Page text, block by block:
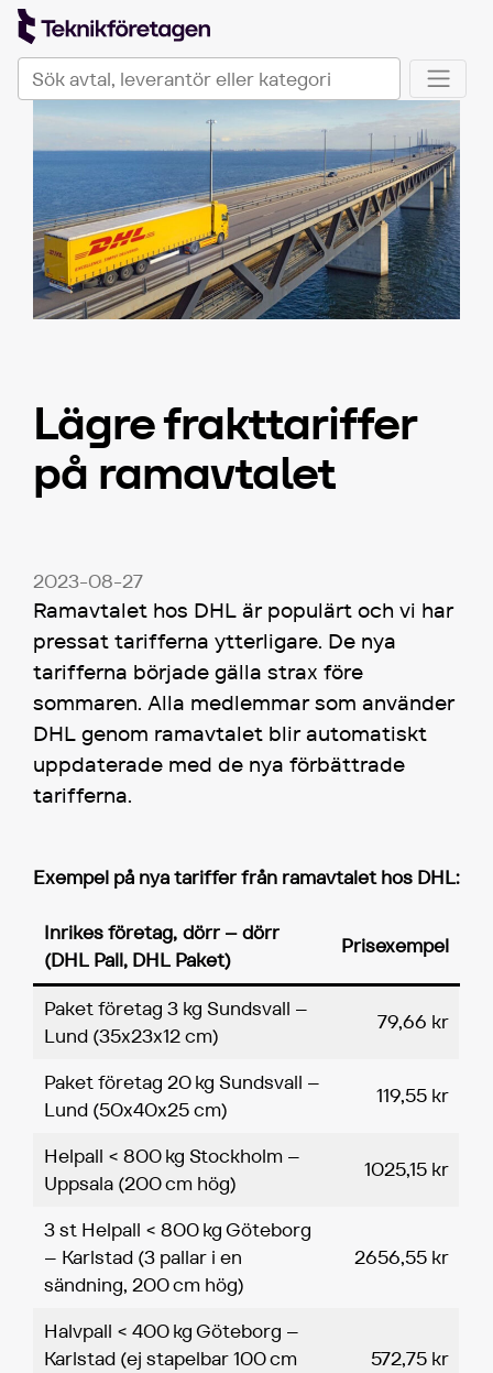
Sök på Teknikföretagen Plus
När automatisk komplettering av resultat är
Lägre frakttariffer
på ramavtalet
2023-08-27
Ramavtalet hos DHL är populärt och vi har
pressat tarifferna ytterligare. De nya
tarifferna började gälla strax före
sommaren. Alla medlemmar som använder
DHL genom ramavtalet blir automatiskt
uppdaterade med de nya förbättrade
tarifferna.
Exempel på nya tariffer från ramavtalet hos DHL:
Inrikes företag, dörr – dörr
(DHL Pall, DHL Paket)
Prisexempel
Paket företag 3 kg Sundsvall –
Lund (35x23x12 cm)
79,66 kr
Paket företag 20 kg Sundsvall –
Lund (50x40x25 cm)
119,55 kr
Helpall < 800 kg Stockholm –
Uppsala (200 cm hög)
1025,15 kr
3 st Helpall < 800 kg Göteborg
– Karlstad (3 pallar i en
sändning, 200 cm hög)
2656,55 kr
Halvpall < 400 kg Göteborg –
Karlstad (ej stapelbar 100 cm
572,75 kr